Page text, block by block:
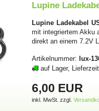
Lupine
Lupine Ladekabel
mit integriertem Akku
direkt an einem 7.2V
Artikelnummer: lux-
auf Lager,
6,00 EUR
inkl. MwSt. zzgl.